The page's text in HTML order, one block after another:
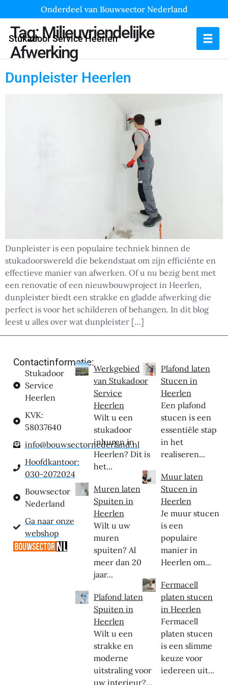
Onderdeel van Bouwsector Nederland
Stukadoor Service Heerlen
Tag:Milieuvriendelijke
Afwerking
Dunpleister Heerlen
Dunpleister is een populaire techniek binnen de
stukadoorswereld die bekendstaat om zijn efficiënte en
effectieve manier van afwerken. Of u nu bezig bent met
een renovatie of een nieuwbouwproject in Heerlen,
dunpleister biedt een strakke en gladde afwerking die
perfect is voor het schilderen of behangen. In dit blog
leest u alles over wat dunpleister […]
Contactinformatie:
Stukadoor
Service
Heerlen
KVK:
58037640
info@bouwsectornederland.nl
Hoofdkantoor:
030-2072024
Bouwsector
Nederland
Ga naar onze
webshop
Werkgebied
van Stukadoor
Service
Heerlen
Wilt u een
stukadoor
inhuren in
Heerlen? Dit is
het...
Muren laten
Spuiten in
Heerlen
Wilt u uw
muren
spuiten? Al
meer dan 20
jaar...
Plafond laten
Spuiten in
Heerlen
Wilt u een
strakke en
moderne
uitstraling voor
uw interieur?...
Plafond laten
Stucen in
Heerlen
Een plafond
stucen is een
essentiële stap
in het
realiseren...
Muur laten
Stucen in
Heerlen
Je muur stucen
is een
populaire
manier in
Heerlen om...
Fermacell
platen stucen
in Heerlen
Fermacell
platen stucen
is een slimme
keuze voor
iedereen uit...